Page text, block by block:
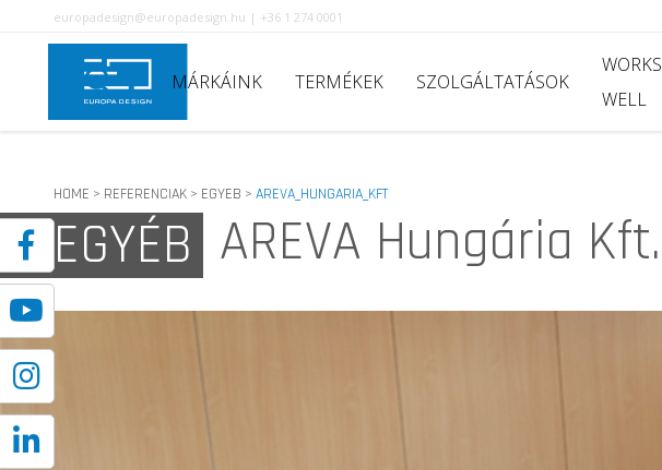
europadesign@europadesign.hu | +36 1 274 0001
MÁRKÁINK TERMÉKEK SZOLGÁLTATÁSOK
WORKS
WELL
HOME > REFERENCIAK> EGYEB > AREVA_HUNGARIA_KFT
EGYÉB AREVA Hungária Kft.